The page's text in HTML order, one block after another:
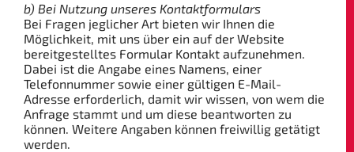
b) Bei Nutzung unseres Kontaktformulars
Bei Fragen jeglicher Art bieten wir Ihnen die
Möglichkeit, mit uns über ein auf der Website
bereitgestelltes Formular Kontakt aufzunehmen.
Dabei ist die Angabe eines Namens, einer
Telefonnummer sowie einer gültigen E-Mail-
Adresse erforderlich, damit wir wissen, von wem die
Anfrage stammt und um diese beantworten zu
können. Weitere Angaben können freiwillig getätigt
werden.